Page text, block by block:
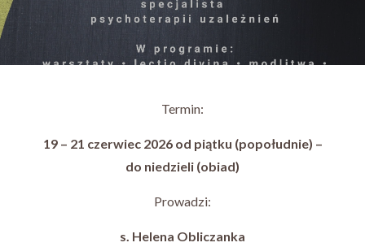
Dzieła
Termin:
19 – 21 czerwiec 2026 od piątku (popołudnie) –
do niedzieli (obiad)
Prowadzi:
s. Helena Obliczanka